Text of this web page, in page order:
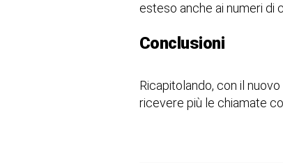
esteso anche ai numeri di
Conclusioni
Ricapitolando, con il nuovo
ricevere più le chiamate